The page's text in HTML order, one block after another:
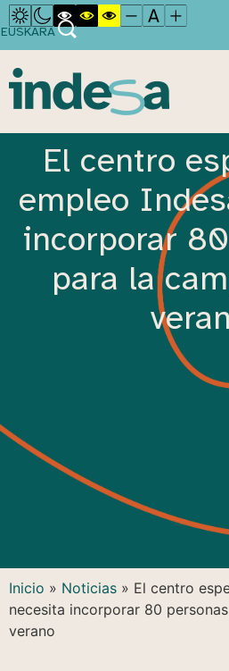
EUSKARA
El centro
empleo
incorporar
para la
Inicio » Noticias » El centro
necesita incorporar 80
verano